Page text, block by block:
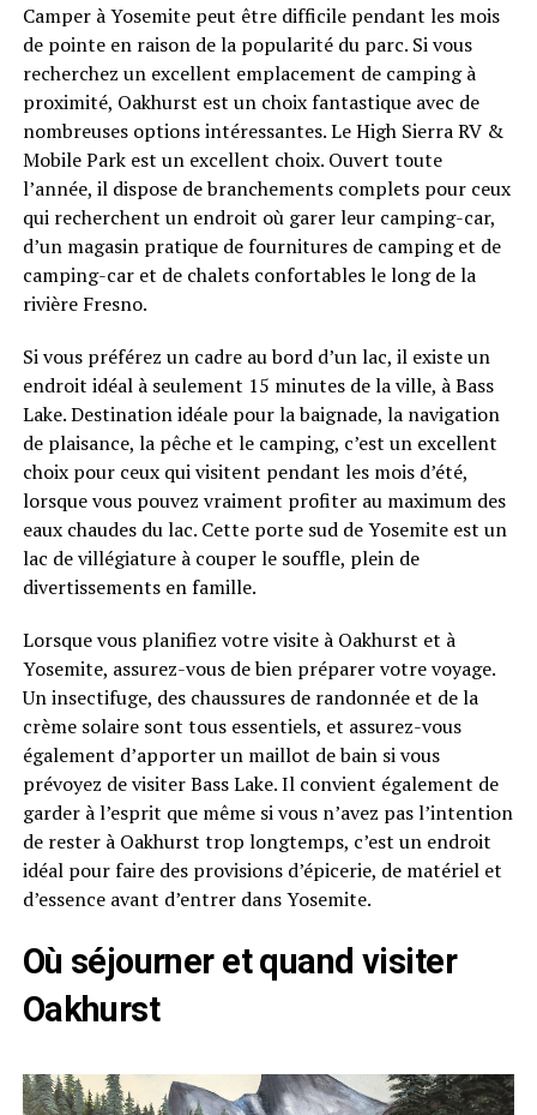
Camper à Yosemite peut être difficile pendant les mois
de pointe en raison de la popularité du parc. Si vous
recherchez un excellent emplacement de camping à
proximité, Oakhurst est un choix fantastique avec de
nombreuses options intéressantes. Le High Sierra RV &
Mobile Park est un excellent choix. Ouvert toute
l’année, il dispose de branchements complets pour ceux
qui recherchent un endroit où garer leur camping-car,
d’un magasin pratique de fournitures de camping et de
camping-car et de chalets confortables le long de la
rivière Fresno.
Si vous préférez un cadre au bord d’un lac, il existe un
endroit idéal à seulement 15 minutes de la ville, à Bass
Lake. Destination idéale pour la baignade, la navigation
de plaisance, la pêche et le camping, c’est un excellent
choix pour ceux qui visitent pendant les mois d’été,
lorsque vous pouvez vraiment profiter au maximum des
eaux chaudes du lac. Cette porte sud de Yosemite est un
lac de villégiature à couper le souffle, plein de
divertissements en famille.
Lorsque vous planifiez votre visite à Oakhurst et à
Yosemite, assurez-vous de bien préparer votre voyage.
Un insectifuge, des chaussures de randonnée et de la
crème solaire sont tous essentiels, et assurez-vous
également d’apporter un maillot de bain si vous
prévoyez de visiter Bass Lake. Il convient également de
garder à l’esprit que même si vous n’avez pas l’intention
de rester à Oakhurst trop longtemps, c’est un endroit
idéal pour faire des provisions d’épicerie, de matériel et
d’essence avant d’entrer dans Yosemite.
Où séjourner et quand visiter
Oakhurst